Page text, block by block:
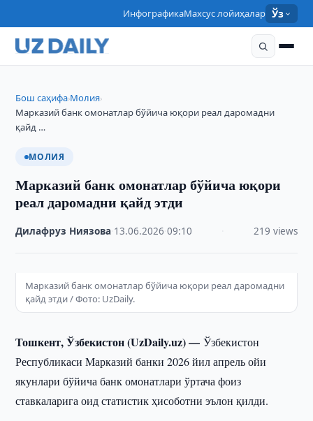
ИнфографикаМахсус лойиҳалар Ўз
Бош саҳифа›Молия›
Марказий банк омонатлар бўйича юқори реал даромадни
қайд …
МОЛИЯ
Марказий банк омонатлар бўйича юқори
реал даромадни қайд этди
Дилафруз Ниязова 13.06.2026 ·09:10 219 views
Марказий банк омонатлар бўйича юқори реал даромадни
қайд этди / Фото: UzDaily.
Тошкент, Ўзбекистон (UzDaily.uz) —Ўзбекистон
Республикаси Марказий банки 2026 йил апрель ойи
якунлари бўйича банк омонатлари ўртача фоиз
ставкаларига оид статистик ҳисоботни эълон қилди.